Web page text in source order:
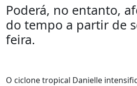
Poderá, no entanto,
do tempo a partir de
feira.
O ciclone tropical Danielle